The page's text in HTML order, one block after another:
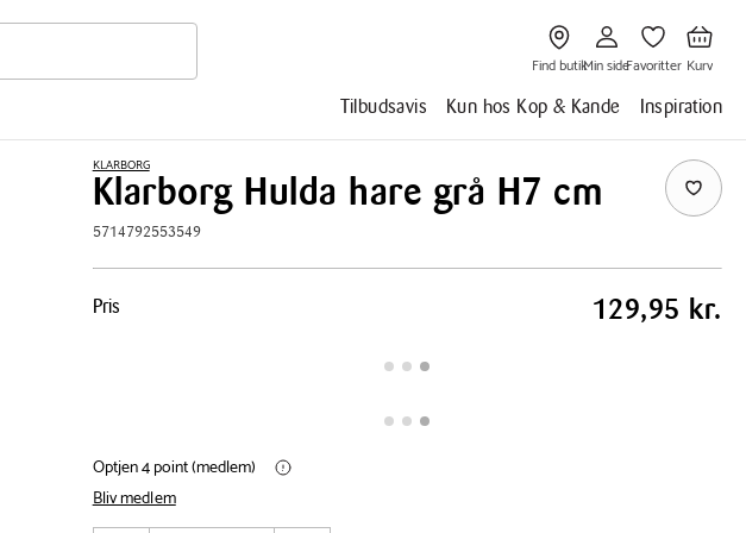
Gå
til
Find
butik
Find butik
til
Min
side
Min side
til
Favoritter
Favoritter
til
Kurv
Kurv
Tilbudsavis Kun hos Kop & Kande Inspiration
KLARBORG
Klarborg Hulda hare grå H7 cm
5714792553549
Pris
Pris 129,95 kr.
Optjen 4 point (medlem)
Bliv medlem